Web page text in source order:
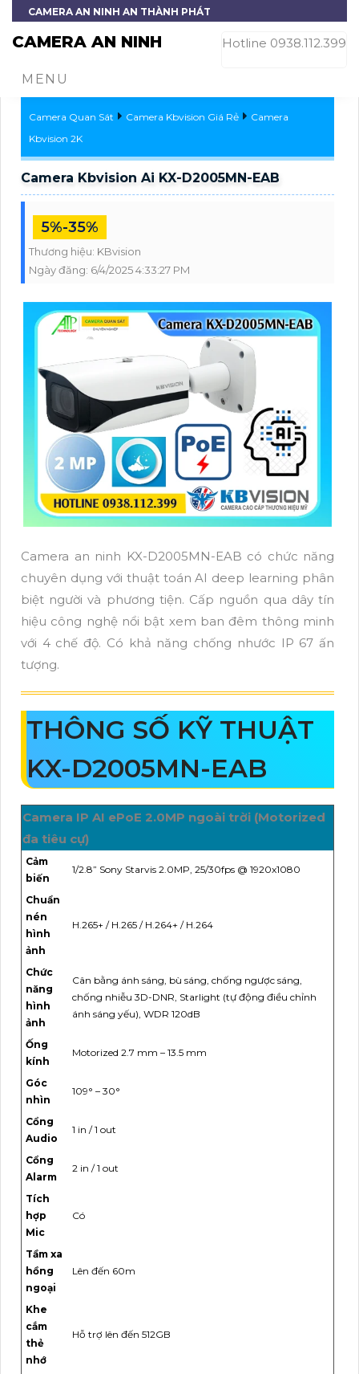
CAMERA AN NINH AN THÀNH PHÁT
CAMERA AN NINH Hotline 0938.112.399
MENU
Camera Quan Sát Camera Kbvision Giá Rẻ
Camera
Kbvision 2K
Camera Kbvision Ai KX-D2005MN-EAB
5%-35%
Thương hiệu: KBvision
Ngày đăng: 6/4/2025 4:33:27 PM
Camera an ninh KX-D2005MN-EAB có chức năng
chuyên dụng với thuật toán AI deep learning phân
biệt người và phương tiện. Cấp nguồn qua dây tín
hiệu công nghệ nổi bật xem ban đêm thông minh
với 4 chế độ. Có khả năng chống nhước IP 67 ấn
tượng.
THÔNG SỐ KỸ THUẬT
KX-D2005MN-EAB
Camera IP AI ePoE 2.0MP ngoài trời (Motorized
đa tiêu cự)
Cảm
biến
1/2.8” Sony Starvis 2.0MP, 25/30fps @ 1920x1080
Chuẩn
nén
hình
ảnh
H.265+ / H.265 / H.264+ / H.264
Chức
năng
hình
ảnh
Cân bằng ánh sáng, bù sáng, chống ngược sáng,
chống nhiễu 3D-DNR, Starlight (tự động điều chỉnh
ánh sáng yếu), WDR 120dB
Ống
kính
Motorized 2.7 mm – 13.5 mm
Góc
nhìn
109° – 30°
Cổng
Audio
1 in / 1 out
Cổng
Alarm
2 in / 1 out
Tích
hợp
Mic
Có
Tầm xa
hồng
ngoại
Lên đến 60m
Khe
cắm
thẻ
nhớ
Hỗ trợ lên đến 512GB